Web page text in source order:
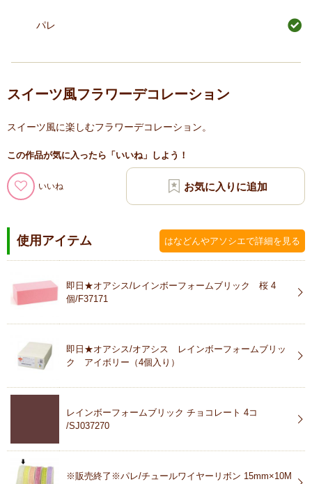
パレ
スイーツ風フラワーデコレーション
スイーツ風に楽しむフラワーデコレーション。
この作品が気に入ったら「いいね」しよう！
いいね
使用アイテム はなどんやアソシエで詳細を見る
即日★オアシス/レインボーフォームブリック 桜 4
個/F37171
即日★オアシス/オアシス レインボーフォームブリッ
ク アイボリー（4個入り）
レインボーフォームブリック チョコレート 4コ
/SJ037270
※販売終了※パレ/チュールワイヤーリボン 15mm×10M